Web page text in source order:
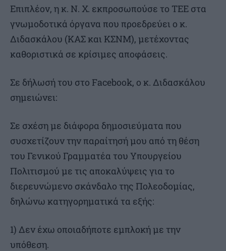
Επιπλέον, η κ. Ν. Χ. εκπροσωπούσε το ΤΕΕ στα
γνωμοδοτικά όργανα που προεδρεύει ο κ.
Διδασκάλου (ΚΑΣ και ΚΣΝΜ), μετέχοντας
καθοριστικά σε κρίσιμες αποφάσεις.
Σε δήλωσή του στο Facebook, o κ. Διδασκάλου
σημειώνει:
Σε σχέση με διάφορα δημοσιεύματα που
συσχετίζουν την παραίτησή μου από τη θέση
του Γενικού Γραμματέα του Υπουργείου
Πολιτισμού με τις αποκαλύψεις για το
διερευνώμενο σκάνδαλο της Πολεοδομίας,
δηλώνω κατηγορηματικά τα εξής:
1) Δεν έχω οποιαδήποτε εμπλοκή με την
υπόθεση.